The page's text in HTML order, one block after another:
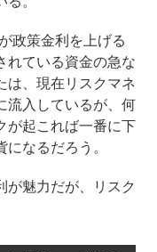
政策金利を上げる
れている資金の急な
は、現在リスクマネ
流入しているが、何
が起これば一番に下
なるだろう。
が魅力だが、リスク